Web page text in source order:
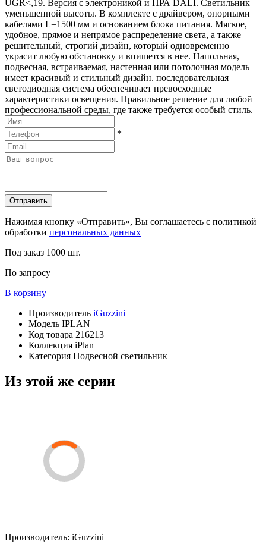
UGR<,19. Версия с электроникой и ПРА DALI. Светильник
уменьшенной высоты. В комплекте с драйвером, опорными
кабелями L=1500 мм и основанием блока питания. Мягкое,
удобное, прямое и непрямое распределение света, а также
решительный, строгий дизайн, который одновременно
украсит любую обстановку и впишется в нее. Напольная,
подвесная, встраиваемая, настенная или потолочная модель
имеет красивый и стильный дизайн. последовательная
светодиодная система обеспечивает превосходные
характеристики освещения. Правильное решение для любой
профессиональной среды, где также требуется особый стиль.
*
Отправить
Нажимая кнопку «Отправить», Вы соглашаетесь с политикой
обработки персональных данных
Под заказ 1000 шт.
По запросу
В корзину
Производитель iGuzzini
Модель IPLAN
Код товара 216213
Коллекция iPlan
Категория Подвесной светильник
Из этой же серии
Производитель: iGuzzini